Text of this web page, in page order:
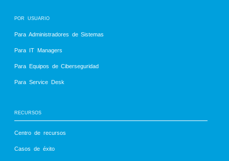
POR USUARIO
Para Administradores de Sistemas
Para IT Managers
Para Equipos de Ciberseguridad
Para Service Desk
RECURSOS
Centro de recursos
Casos de éxito